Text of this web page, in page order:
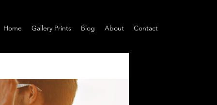
Home Gallery Prints Blog About Contact